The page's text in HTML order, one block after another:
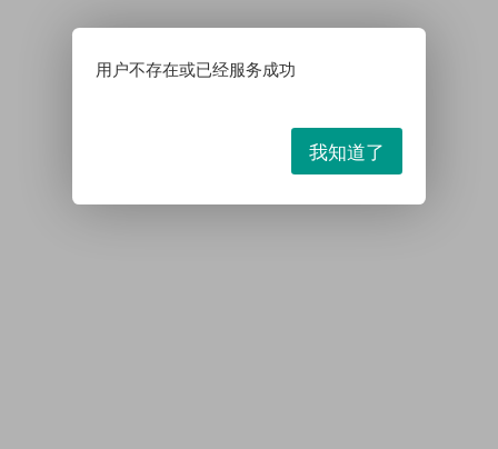
用户不存在或已经服务成功
我知道了